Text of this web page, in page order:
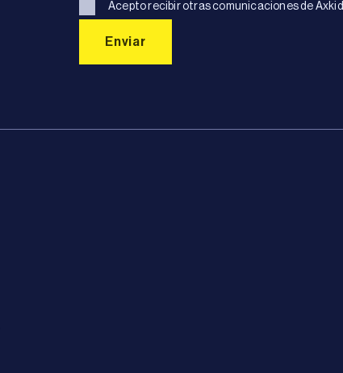
Acepto recibir otras comunicaciones de Axkid.